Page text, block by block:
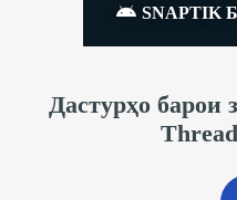
SNAPTIK
Дастурҳо барои